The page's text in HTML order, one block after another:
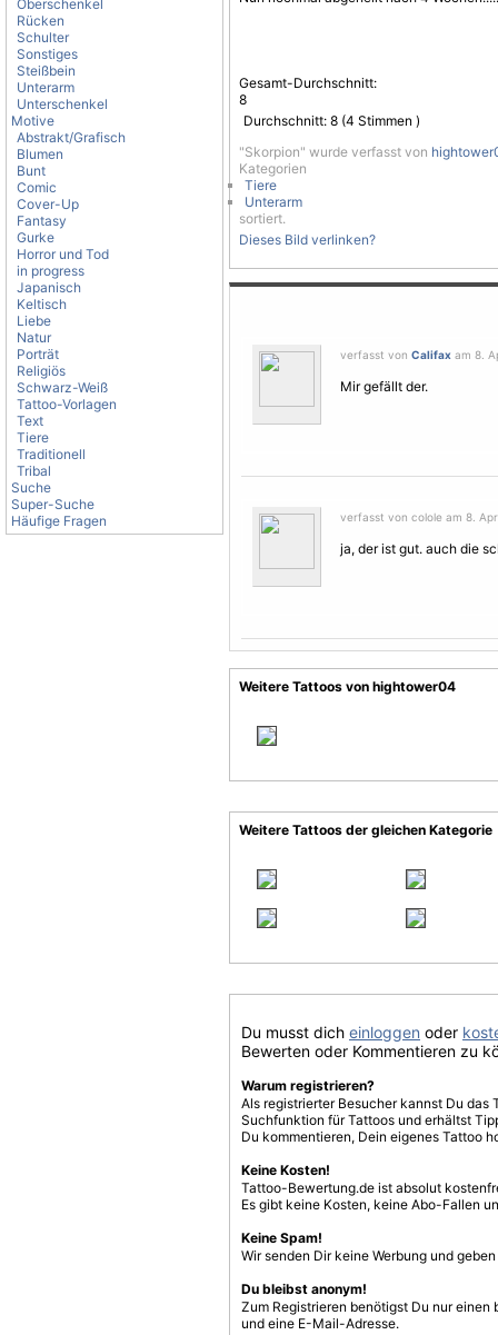
Oberschenkel
Rücken
Schulter
Sonstiges
Steißbein
Unterarm
Unterschenkel
Motive
Abstrakt/Grafisch
Blumen
Bunt
Comic
Cover-Up
Fantasy
Gurke
Horror und Tod
in progress
Japanisch
Keltisch
Liebe
Natur
Porträt
Religiös
Schwarz-Weiß
Tattoo-Vorlagen
Text
Tiere
Traditionell
Tribal
Suche
Super-Suche
Häufige Fragen
Gesamt-Durchschnitt:
8
Durchschnitt: 8 (4 Stimmen )
"Skorpion" wurde verfasst von
Kategorien
Tiere
Unterarm
sortiert.
Dieses Bild verlinken?
verfasst von Califax am 8.
Mir gefällt der.
verfasst von colole am 8.
ja, der ist gut. auch die
Weitere Tattoos von hightower04
Weitere Tattoos der gleichen Kategorie
Du musst dich einloggen oder
Bewerten oder Kommentieren zu
Warum registrieren?
Als registrierter Besucher kannst Du
Suchfunktion für Tattoos und erhältst
Du kommentieren, Dein eigenes Tattoo
Keine Kosten!
Tattoo-Bewertung.de ist absolut
Es gibt keine Kosten, keine Abo-Fallen
Keine Spam!
Wir senden Dir keine Werbung und
Du bleibst anonym!
Zum Registrieren benötigst Du nur einen
und eine E-Mail-Adresse.